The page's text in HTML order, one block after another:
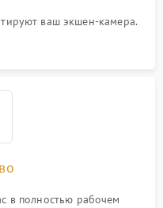
ваш экшен-камера.
в полностью рабочем